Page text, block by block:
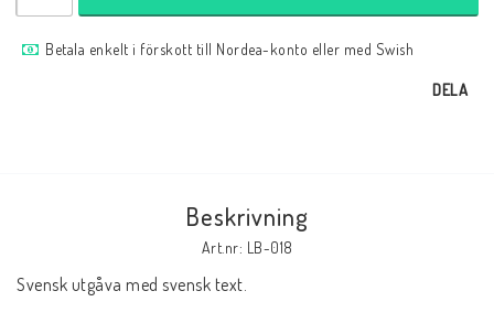
Kontaktformulär
Betala enkelt i förskott till Nordea-konto eller med Swish
DELA
Beskrivning
Art.nr: LB-018
Svensk utgåva med svensk text.